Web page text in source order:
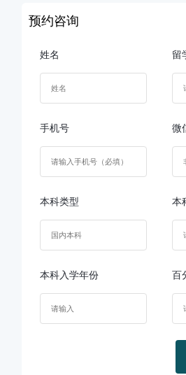
预约咨询
姓名 留
手机号 微
本科类型 本
本科入学年份 百